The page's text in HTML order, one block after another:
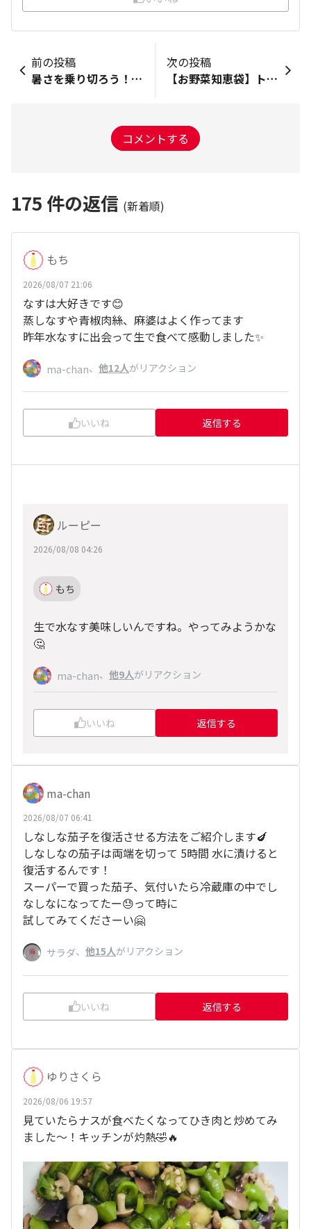
前の投稿
暑さを乗り切ろう！試してみたいレシピを教えて♪
次の投稿
【お野菜知恵袋】トマトの豆知識やおいしい食べ方についておしゃべりしよう！
コメントする
175 件の返信 (新着順)
もち
2026/08/07 21:06
なすは大好きです😊
蒸しなすや青椒肉絲、麻婆はよく作ってます
昨年水なすに出会って生で食べて感動しました✨
ma-chan、 他12人がリアクション
いいね 返信する
ルーピー
2026/08/08 04:26
もち
生で水なす美味しいんですね。やってみようかな
🤔
ma-chan、 他9人がリアクション
いいね 返信する
ma-chan
2026/08/07 06:41
しなしな茄子を復活させる方法をご紹介します🍆
しなしなの茄子は両端を切って 5時間 水に漬けると
復活するんです！
スーパーで買った茄子、気付いたら冷蔵庫の中でし
なしなになってたー😓って時に
試してみてくださーい🤗
サラダ、 他15人がリアクション
いいね 返信する
ゆりさくら
2026/08/06 19:57
見ていたらナスが食べたくなってひき肉と炒めてみ
ました〜！キッチンが灼熱🤣🔥